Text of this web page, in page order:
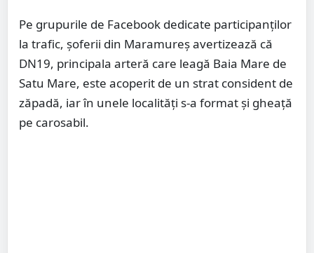
Pe grupurile de Facebook dedicate participanților
la trafic, șoferii din Maramureș avertizează că
DN19, principala arteră care leagă Baia Mare de
Satu Mare, este acoperit de un strat consident de
zăpadă, iar în unele localități s-a format și gheață
pe carosabil.